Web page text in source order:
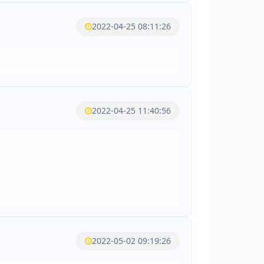
2022-04-25 08:11:26
2022-04-25 11:40:56
2022-05-02 09:19:26